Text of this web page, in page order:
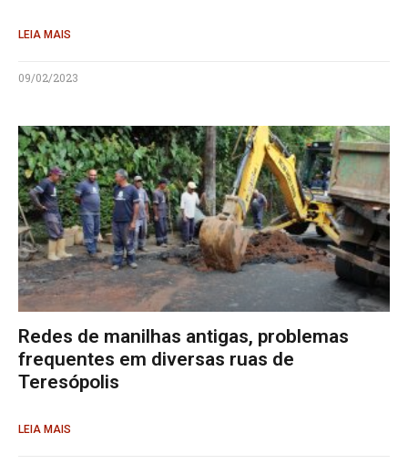
LEIA MAIS
09/02/2023
Redes de manilhas antigas, problemas
frequentes em diversas ruas de
Teresópolis
LEIA MAIS